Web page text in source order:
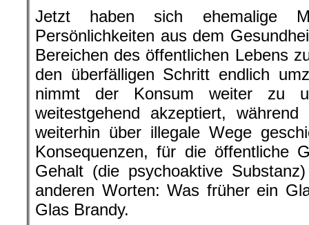
Jetzt haben sich ehemalige
Persönlichkeiten aus dem
Bereichen des öffentlichen Lebens
den überfälligen Schritt endlich
nimmt der Konsum weiter zu
weitestgehend akzeptiert,
weiterhin über illegale Wege
Konsequenzen, für die öffentliche
Gehalt (die psychoaktive
anderen Worten: Was früher ein
Glas Brandy.